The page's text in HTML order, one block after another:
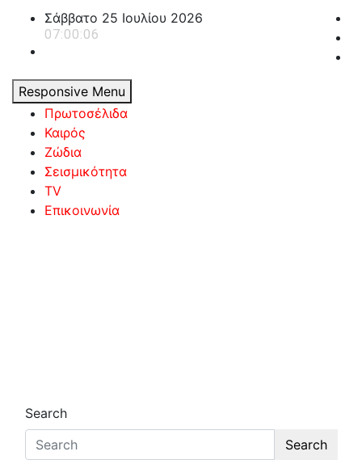
content
Σάββατο 25 Ιουλίου 2026
07:00:07
Responsive Menu
Πρωτοσέλιδα
Καιρός
Ζώδια
Σεισμικότητα
TV
Επικοινωνία
Search
Search